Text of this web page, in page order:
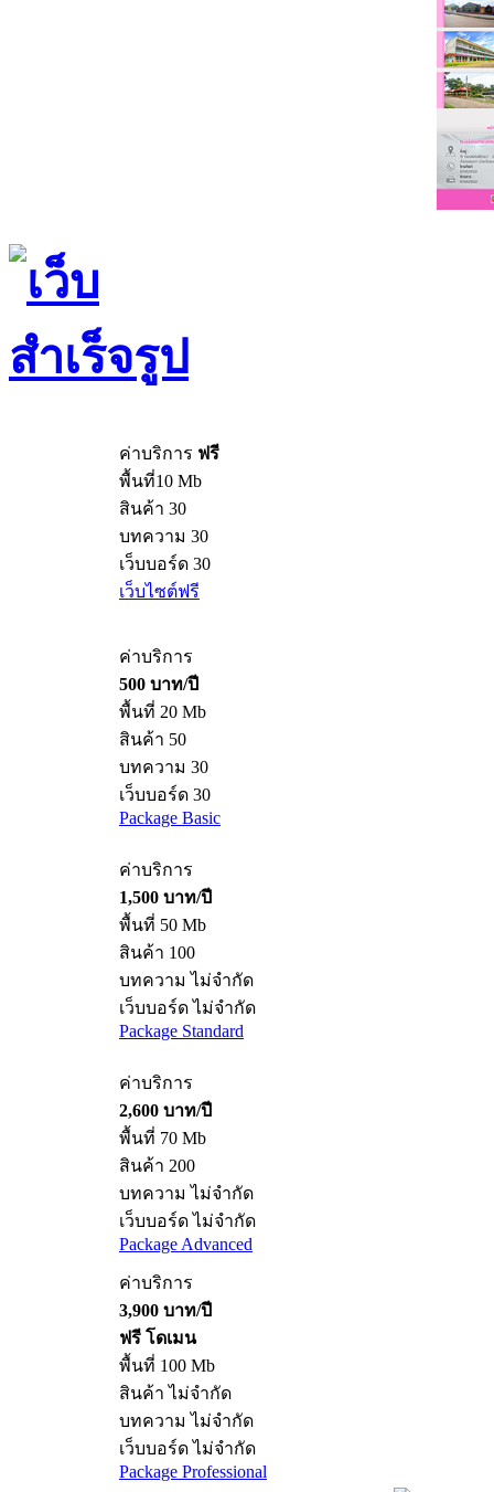
ค่าบริการ ฟรี
พื้นที่10 Mb
สินค้า 30
บทความ 30
เว็บบอร์ด 30
เว็บไซต์ฟรี
ค่าบริการ
500 บาท/ปี
พื้นที่ 20 Mb
สินค้า 50
บทความ 30
เว็บบอร์ด 30
Package Basic
ค่าบริการ
1,500 บาท/ปี
พื้นที่ 50 Mb
สินค้า 100
บทความ ไม่จำกัด
เว็บบอร์ด ไม่จำกัด
Package Standard
ค่าบริการ
2,600 บาท/ปี
พื้นที่ 70 Mb
สินค้า 200
บทความ ไม่จำกัด
เว็บบอร์ด ไม่จำกัด
Package Advanced
ค่าบริการ
3,900 บาท/ปี
ฟรี โดเมน
พื้นที่ 100 Mb
สินค้า ไม่จำกัด
บทความ ไม่จำกัด
เว็บบอร์ด ไม่จำกัด
Package Professional